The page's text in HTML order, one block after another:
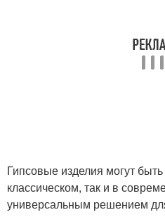
Гипсовые изделия могут
классическом, так и в
универсальным решением